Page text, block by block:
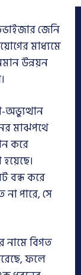
জেনি
মাধ্যমে
উন্নয়ন
অভ্যুত্থান
মাঝপথে
করে
বন্ধ করে
পারে, সে
নামে বিগত
ফলে